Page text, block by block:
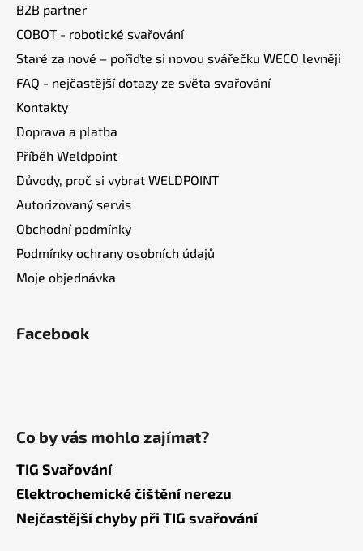
B2B partner
COBOT - robotické svařování
Staré za nové – pořiďte si novou svářečku WECO levněji
FAQ - nejčastější dotazy ze světa svařování
Kontakty
Doprava a platba
Příběh Weldpoint
Důvody, proč si vybrat WELDPOINT
Autorizovaný servis
Obchodní podmínky
Podmínky ochrany osobních údajů
Moje objednávka
Facebook
Co by vás mohlo zajímat?
TIG Svařování
Elektrochemické čištění nerezu
Nejčastější chyby při TIG svařování